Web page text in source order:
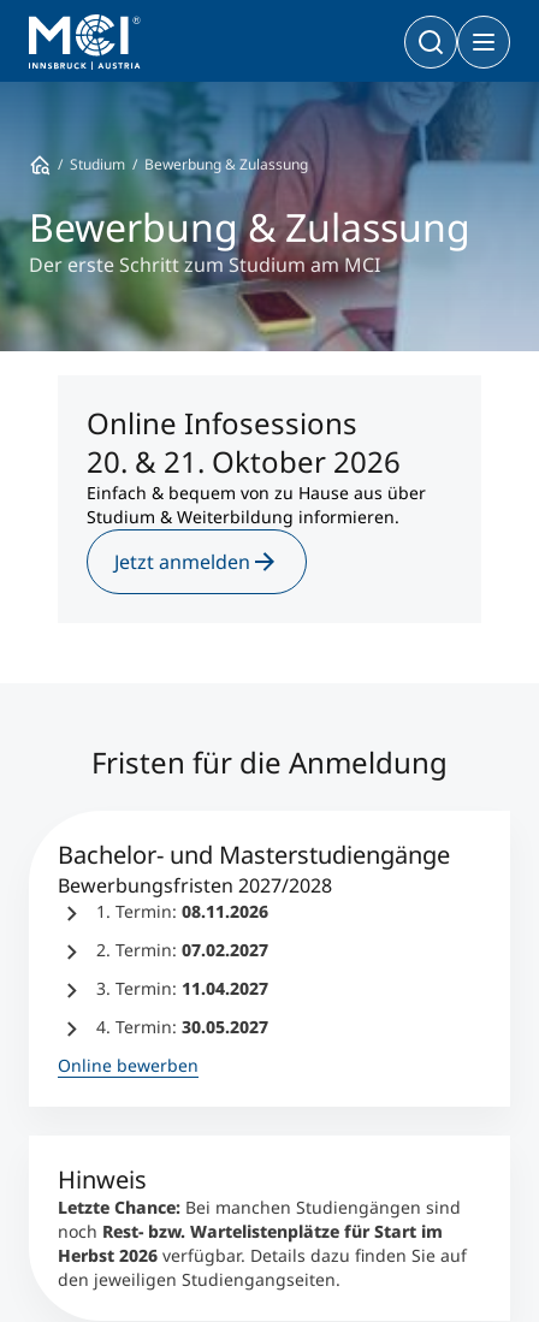
Wirtschaft & Gesellschaft
Technologie & Life Sciences
Master
Wirtschaft & Gesellschaft
Technologie & Life Sciences
Berufsbegleitend studieren
Ein Studium, das zu Ihnen passt
International studieren
An über 300 Partneruniversitäten
Wirtschaft & Gesellschaft
Technologie & Life Sciences
Doktorat
Kooperationsmöglichkeiten
Entrepreneurship & Start-ups
Forschung am MCI
Doktoratsprogramme
PhD | DBA
Executive Master
MBA | MSC | LL. M.
Zertifikats-Lehrgänge
Micro Degrees
Masterclasses
Management-Seminare
Technische Weiterbildung
Maßgeschneiderte Programme
Studium Bewerbung & Zulassung
Bewerbung & Zulassung
Der erste Schritt zum Studium am MCI
Online Infosessions
20. & 21. Oktober 2026
Einfach & bequem von zu Hause aus über
Studium & Weiterbildung informieren.
Jetzt anmelden
Fristen für die Anmeldung
Bachelor- und Masterstudiengänge
Bewerbungsfristen 2027/2028
1. Termin: 08.11.2026
2. Termin: 07.02.2027
3. Termin: 11.04.2027
4. Termin: 30.05.2027
Online bewerben
Hinweis
Letzte Chance: Bei manchen Studiengängen sind
noch Rest- bzw. Wartelistenplätze für Start im
Herbst 2026 verfügbar. Details dazu finden Sie auf
den jeweiligen Studiengangseiten.